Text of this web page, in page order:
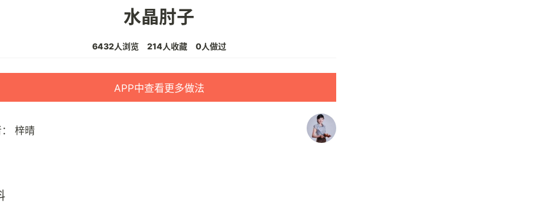
水晶肘子
6432人浏览 214人收藏 0人做过
APP中查看更多做法
梓晴